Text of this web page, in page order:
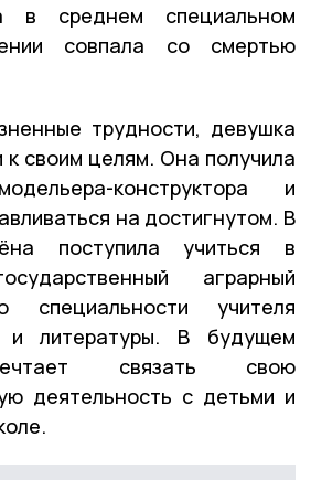
в среднем специальном
совпала со смертью
трудности, девушка
своим целям. Она получила
конструктора и
на достигнутом. В
поступила учиться в
аграрный
специальности учителя
и литературы. В будущем
связать свою
деятельность с детьми и